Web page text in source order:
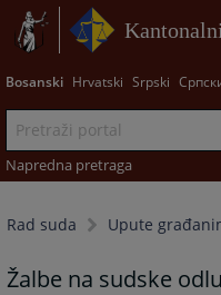
Bosanski Hrvatski Srpski
Napredna pretraga
Rad suda Upute
Žalbe na sudske